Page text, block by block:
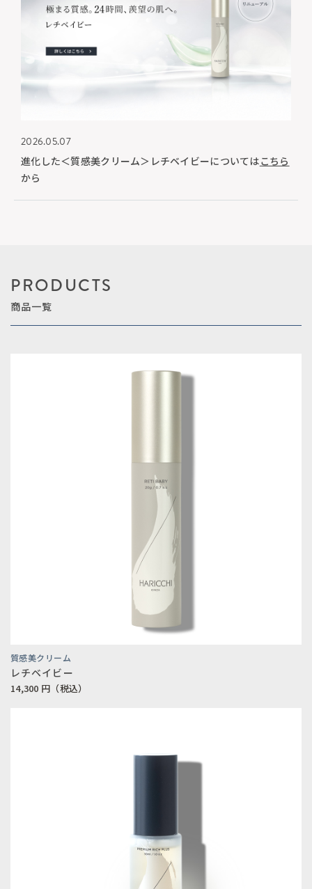
2026.05.07
進化した＜質感美クリーム＞レチベイビーについてはこちら
から
PRODUCTS
商品一覧
質感美クリーム
レチベイビー
14,300 円（税込）